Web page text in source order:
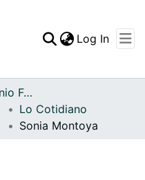
Statistics
Log In
Archivo del Patrimonio Fotográfico y Fílmico del Valle del Cauca
Lo Cotidiano
Sonia Montoya